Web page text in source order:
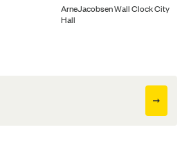
ArneJacobsen Wall Clock City
Hall